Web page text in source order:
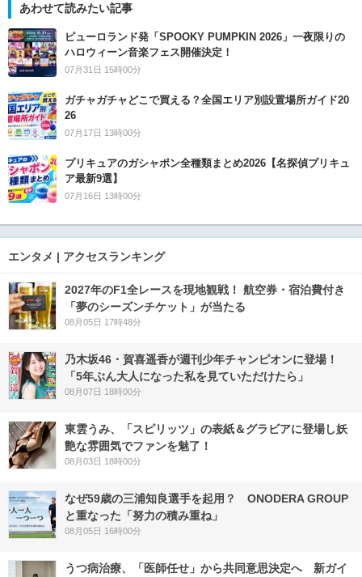
あわせて読みたい記事
ピューロランド発「SPOOKY PUMPKIN 2026」一夜限りの
ハロウィーン音楽フェス開催決定！
07月31日 15時00分
ガチャガチャどこで買える？全国エリア別設置場所ガイド20
26
07月17日 13時00分
プリキュアのガシャポン全種類まとめ2026【名探偵プリキュ
ア最新9選】
07月16日 13時00分
エンタメ | アクセスランキング
2027年のF1全レースを現地観戦！ 航空券・宿泊費付き
「夢のシーズンチケット」が当たる
08月05日 17時48分
乃木坂46・賀喜遥香が週刊少年チャンピオンに登場！
「5年ぶん大人になった私を見ていただけたら」
08月07日 18時00分
東雲うみ、「スピリッツ」の表紙＆グラビアに登場し妖
艶な雰囲気でファンを魅了！
08月03日 18時00分
なぜ59歳の三浦知良選手を起用？ ONODERA GROUP
と重なった「努力の積み重ね」
08月05日 16時00分
うつ病治療、「医師任せ」から共同意思決定へ 新ガイ